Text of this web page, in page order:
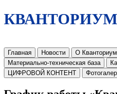
Главная Новости О
Материально-техническая база
ЦИФРОВОЙ КОНТЕНТ